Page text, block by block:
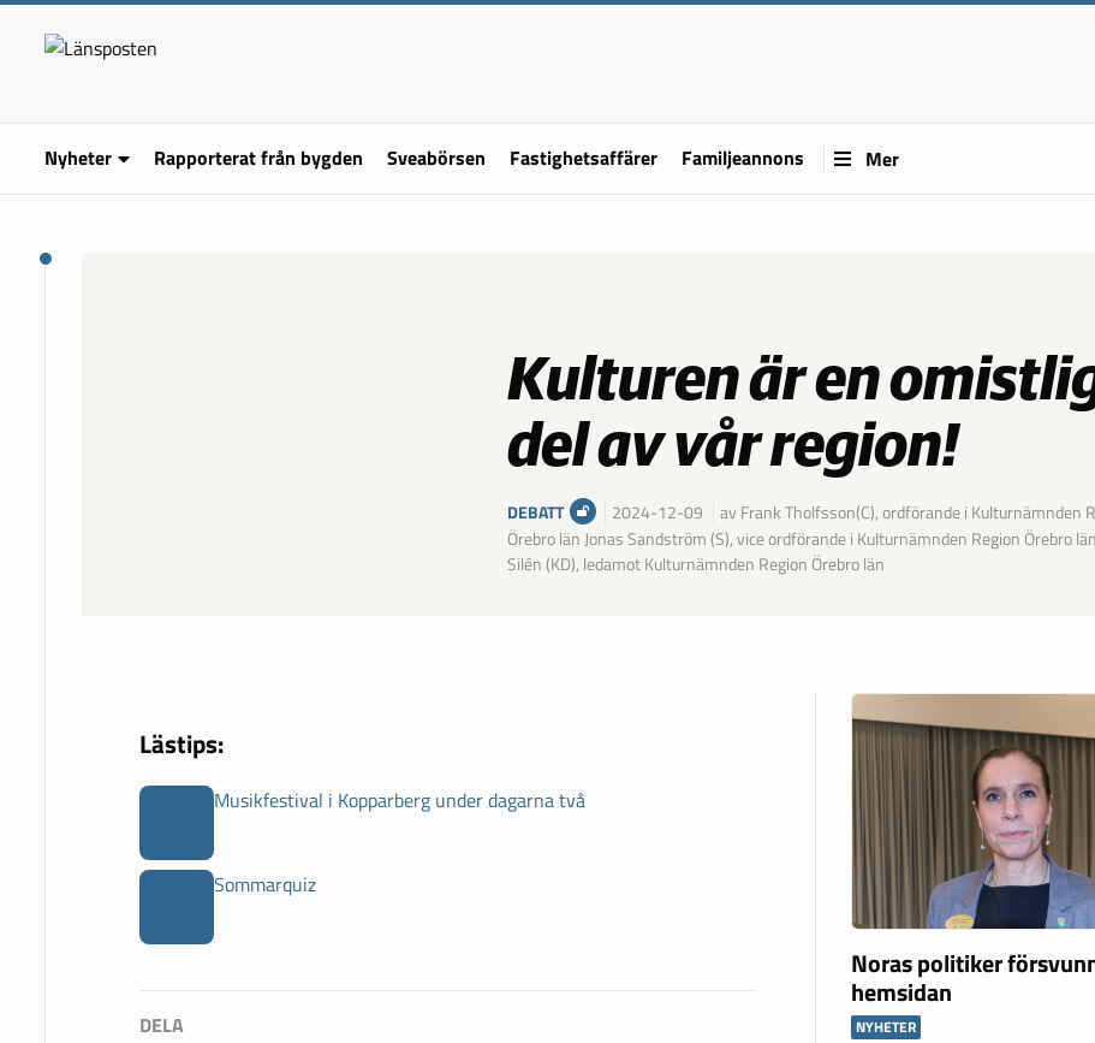
Nyheter Rapporterat från bygden Sveabörsen Fastighetsaffärer Familjeannons Mer
Kulturen är en
del av vår region!
DEBATT 2024-12-09
av Frank Tholfsson(C), ordförande i Kulturnämnden
Örebro län Jonas Sandström (S), vice ordförande i Kulturnämnden Region Örebro
Silén (KD), ledamot Kulturnämnden Region Örebro län
Lästips:
Musikfestival i Kopparberg under dagarna två
Sommarquiz
Noras politiker
hemsidan
NYHETER